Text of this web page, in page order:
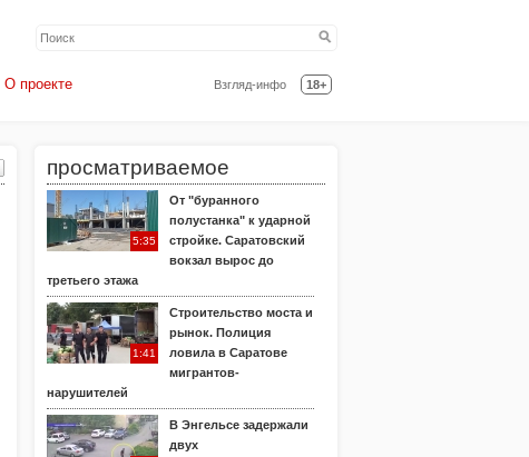
Взгляд-инфо 18+
О проекте
просматриваемое
5:35
От "буранного
полустанка" к ударной
стройке. Саратовский
вокзал вырос до
третьего этажа
1:41
Строительство моста и
рынок. Полиция
ловила в Саратове
мигрантов-
нарушителей
В Энгельсе задержали
двух